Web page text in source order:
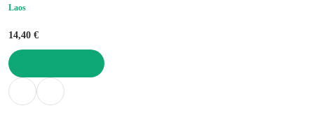
Laos
14,40 €
LISA OSTUKORVI